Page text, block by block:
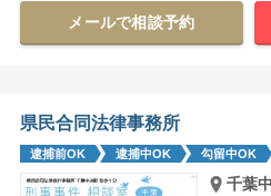
メールで相談予約
県民合同法律事務所
逮捕前OK 逮捕中OK 勾留中OK
千葉